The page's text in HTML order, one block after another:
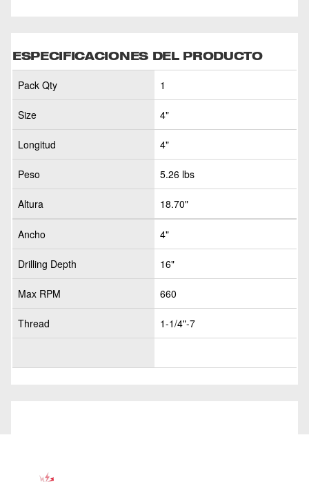
ESPECIFICACIONES DEL PRODUCTO
Pack Qty 1
Size 4"
Longitud 4"
Peso 5.26 lbs
Altura 18.70"
Ancho 4"
Drilling Depth 16"
Max RPM 660
Thread 1-1/4"-7